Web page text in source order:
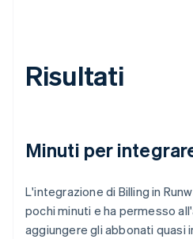
Risultati
Minuti per
L'integrazione di Billing in
pochi minuti e ha permesso
aggiungere gli abbonati quasi